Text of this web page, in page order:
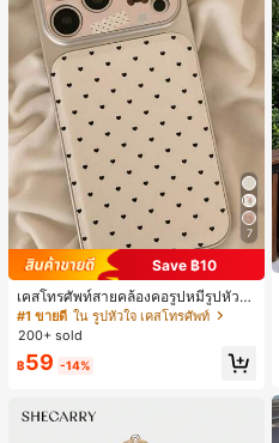
7
Save ฿10
เคสโทรศัพท์สายคล้องคอรูปหมีรูปหัวใจ
สำหรับ 17 Pro Max สไตล์มินิมอลเกาห
ลีสำหรับผู้หญิง ใช้ได้กับ 16/15/14 Pro
#1 ขายดี ใน รูปหัวใจ เคสโทรศัพท์
200+ sold
฿59 -14%